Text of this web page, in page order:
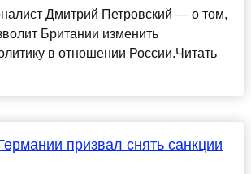
Дмитрий Петровский — о том,
Британии изменить
в отношении России.Читать
призвал снять санкции